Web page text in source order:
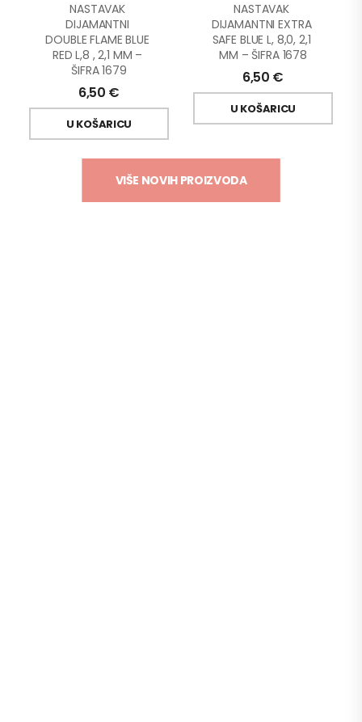
NASTAVAK
DIJAMANTNI
DOUBLE FLAME BLUE
RED L,8 , 2,1 MM –
ŠIFRA 1679
6,50 €
U KOŠARICU
NASTAVAK
DIJAMANTNI EXTRA
SAFE BLUE L, 8,0, 2,1
MM – ŠIFRA 1678
6,50 €
U KOŠARICU
VIŠE NOVIH PROIZVODA